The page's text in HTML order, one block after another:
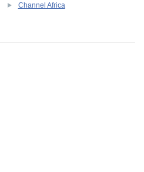
Channel Africa